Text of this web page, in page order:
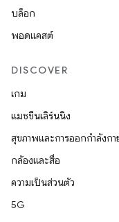
บล็อก
พอดแคสต์
DISCOVER
เกม
แมชชีนเลิร์นนิง
สุขภาพและการออกกำลังกา
กล้องและสื่อ
ความเป็นส่วนตัว
5G